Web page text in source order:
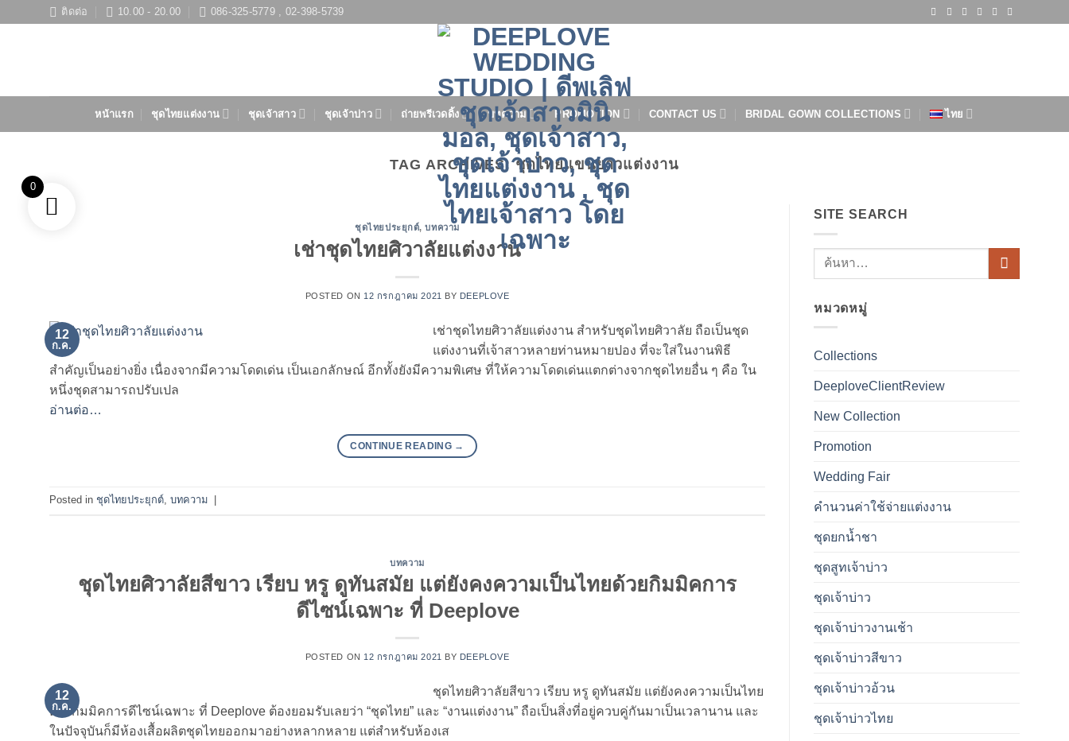
ติดต่อ 10.00 - 20.00 086-325-5779 , 02-398-5739
หน้าแรก ชุดไทยแต่งงาน ชุดเจ้าสาว ชุดเจ้าบ่าว ถ่ายพรีเวดดิ้ง บทความ PROMOTION CONTACT US BRIDAL GOWN COLLECTIONS ไทย
TAG ARCHIVES:ชุดไทยแขนยาวแต่งงาน
ชุดไทยประยุกต์,บทความ
เช่าชุดไทยศิวาลัยแต่งงาน
POSTED ON 12 กรกฎาคม 2021 BY DEEPLOVE
12
ก.ค.
เช่าชุดไทยศิวาลัยแต่งงาน สำหรับชุดไทยศิวาลัย ถือเป็นชุด
แต่งงานที่เจ้าสาวหลายท่านหมายปอง ที่จะใส่ในงานพิธี
สำคัญเป็นอย่างยิ่ง เนื่องจากมีความโดดเด่น เป็นเอกลักษณ์ อีกทั้งยังมีความพิเศษ ที่ให้ความโดดเด่นแตกต่างจากชุดไทยอื่น ๆ คือ ใน
หนึ่งชุดสามารถปรับเปล
อ่านต่อ…
CONTINUE READING →
Posted in ชุดไทยประยุกต์, บทความ
บทความ
ชุดไทยศิวาลัยสีขาว เรียบ หรู ดูทันสมัย แต่ยังคงความเป็นไทยด้วยกิมมิคการ
ดีไซน์เฉพาะ ที่ Deeplove
POSTED ON12 กรกฎาคม 2021 BY DEEPLOVE
12
ก.ค.
ชุดไทยศิวาลัยสีขาว เรียบ หรู ดูทันสมัย แต่ยังคงความเป็นไทย
ด้วยกิมมิคการดีไซน์เฉพาะ ที่ Deeplove ต้องยอมรับเลยว่า “ชุดไทย” และ “งานแต่งงาน” ถือเป็นสิ่งที่อยู่ควบคู่กันมาเป็นเวลานาน และ
ในปัจจุบันก็มีห้องเสื้อผลิตชุดไทยออกมาอย่างหลากหลาย แต่สำหรับห้องเส
SITE SEARCH
หมวดหมู่
Collections
DeeploveClientReview
New Collection
Promotion
Wedding Fair
คำนวนค่าใช้จ่ายแต่งงาน
ชุดยกน้ำชา
ชุดสูทเจ้าบ่าว
ชุดเจ้าบ่าว
ชุดเจ้าบ่าวงานเช้า
ชุดเจ้าบ่าวสีขาว
ชุดเจ้าบ่าวอ้วน
ชุดเจ้าบ่าวไทย
0